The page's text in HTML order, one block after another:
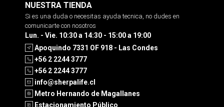
NUESTRA TIENDA
Si es una duda o necesitas ayuda tecnica, no dudes en
comunicarte con nosotros
Lun. - Vie. 10:30 a 14:30 - 15:00 a 19:00
Apoquindo 7331 OF 918 - Las Condes
+56 2 2244 3777
+56 2 2244 3777
info@sherpalife.cl
Metro Hernando de Magallanes
Estacionamiento Público